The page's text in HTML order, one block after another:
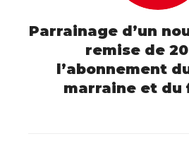
Parrainage d’un
remise de
l’abonnement
marraine et du